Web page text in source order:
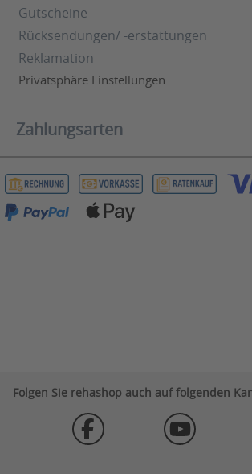
Gutscheine
Rücksendungen/ -erstattungen
Reklamation
Privatsphäre Einstellungen
Zahlungsarten
Folgen Sie rehashop auch auf folgenden